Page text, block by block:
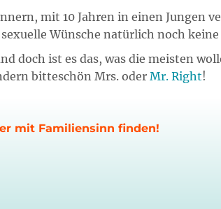
mit 10 Jahren in einen Jungen
Wünsche natürlich noch
doch ist es das, was die meisten
bitteschön Mrs. oder Mr. Right!
mit Familiensinn finden!